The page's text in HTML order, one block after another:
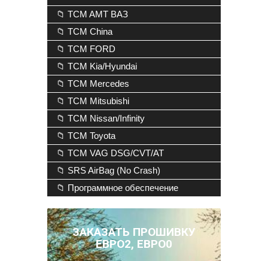
📁 TCM AMT ВАЗ
📁 TCM China
📁 TCM FORD
📁 TCM Kia/Hyundai
📁 TCM Mercedes
📁 TCM Mitsubishi
📁 TCM Nissan/Infinity
📁 TCM Toyota
📁 TCM VAG DSG/CVT/AT
📁 SRS AirBag (No Crash)
📁 Программное обеспечение
ЗАКАЗАТЬ ПРОШИВКУ
ЕВРО2, ЕВРО0